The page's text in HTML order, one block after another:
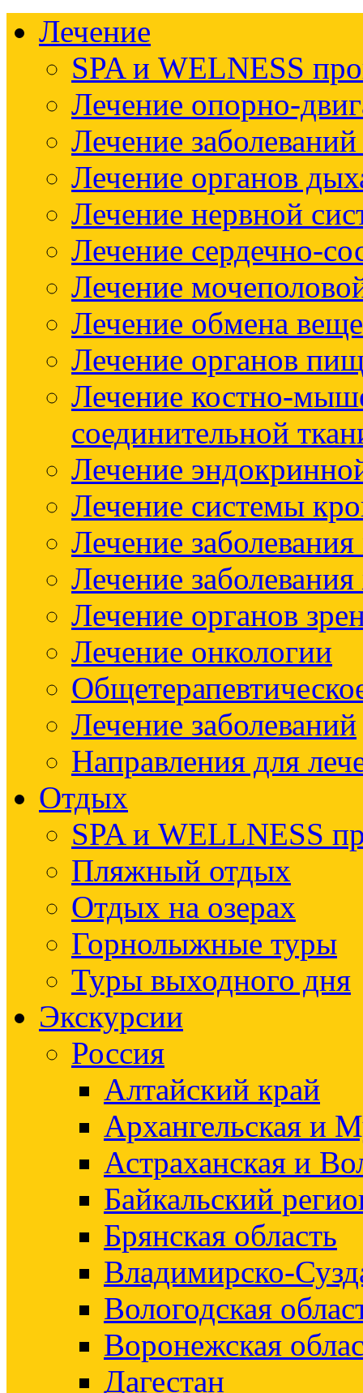
Лечение
SPA и WELNESS
Лечение опорно-
Лечение
Лечение органов
Лечение нервной
Лечение сердечно-
Лечение
Лечение обмена
Лечение органов
Лечение костно-
соединительной
Лечение
Лечение системы
Лечение
Лечение
Лечение органов
Лечение онкологии
Лечение заболеваний
Направления для
Отдых
SPA и WELLNESS
Пляжный отдых
Отдых на озерах
Горнолыжные туры
Туры выходного дня
Экскурсии
Россия
Алтайский край
Архангельская и
Астраханская и
Байкальский
Брянская область
Владимирско-
Вологодская
Воронежская
Дагестан